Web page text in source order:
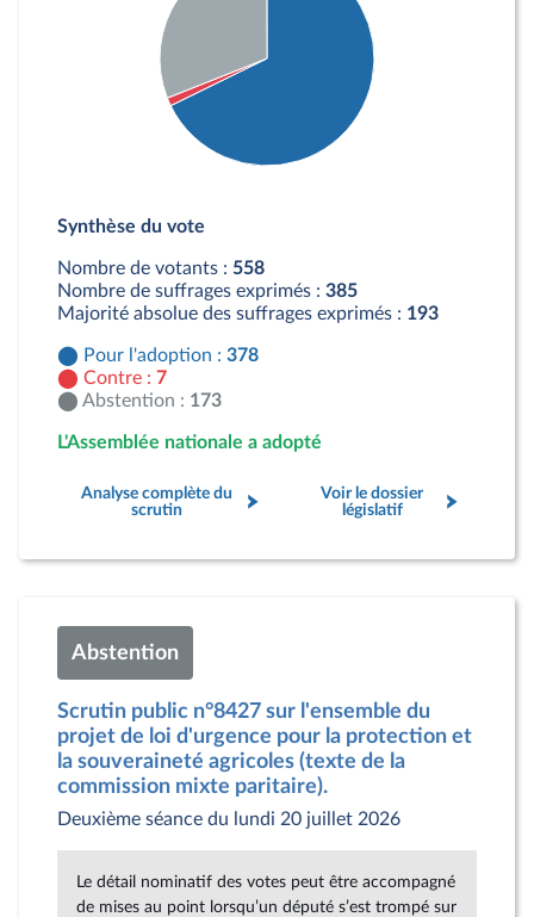
Contre : 7 députés
Synthèse du vote
Nombre de votants : 558
Nombre de suffrages exprimés : 385
Majorité absolue des suffrages exprimés : 193
Pour l'adoption : 378
Contre : 7
Abstention : 173
L'Assemblée nationale a adopté
Analyse complète du
scrutin
Voir le dossier
législatif
Abstention
Scrutin public n°8427 sur l'ensemble du
projet de loi d'urgence pour la protection et
la souveraineté agricoles (texte de la
commission mixte paritaire).
Deuxième séance du lundi 20 juillet 2026
Le détail nominatif des votes peut être accompagné
de mises au point lorsqu’un député s’est trompé sur